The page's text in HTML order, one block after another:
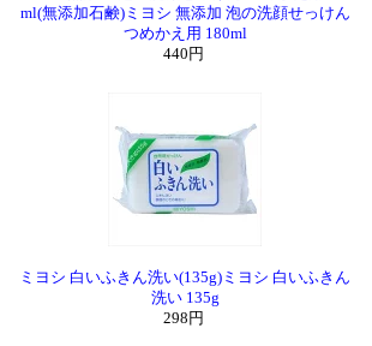
ml(無添加石鹸)ミヨシ 無添加 泡の洗顔せっけん
つめかえ用 180ml
440円
ミヨシ 白いふきん洗い(135g)ミヨシ 白いふきん
洗い 135g
298円